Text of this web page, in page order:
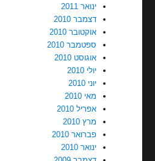
ינואר 2011
דצמבר 2010
אוקטובר 2010
ספטמבר 2010
אוגוסט 2010
יולי 2010
יוני 2010
מאי 2010
אפריל 2010
מרץ 2010
פברואר 2010
ינואר 2010